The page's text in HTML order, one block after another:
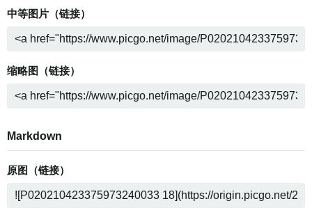
中等图片（链接）
缩略图（链接）
Markdown
原图（链接）